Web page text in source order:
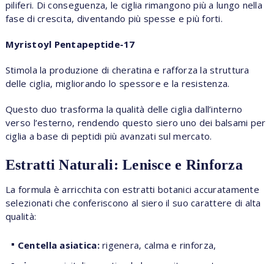
piliferi. Di conseguenza, le ciglia rimangono più a lungo nella
fase di crescita, diventando più spesse e più forti.
Myristoyl Pentapeptide-17
Stimola la produzione di cheratina e rafforza la struttura
delle ciglia, migliorando lo spessore e la resistenza.
Questo duo trasforma la qualità delle ciglia dall’interno
verso l’esterno, rendendo questo siero uno dei balsami per
ciglia a base di peptidi più avanzati sul mercato.
Estratti Naturali: Lenisce e Rinforza
La formula è arricchita con estratti botanici accuratamente
selezionati che conferiscono al siero il suo carattere di alta
qualità:
Centella asiatica:rigenera, calma e rinforza,